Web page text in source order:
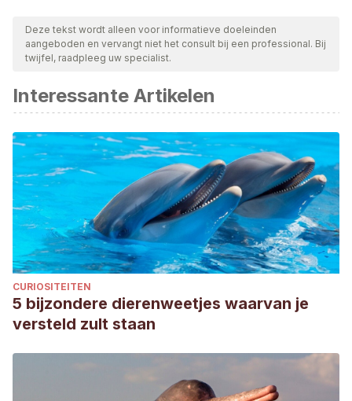
Deze tekst wordt alleen voor informatieve doeleinden
aangeboden en vervangt niet het consult bij een professional. Bij
twijfel, raadpleeg uw specialist.
Interessante Artikelen
CURIOSITEITEN
5 bijzondere dierenweetjes waarvan je
versteld zult staan